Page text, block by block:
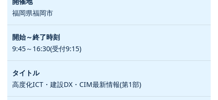
福岡県福岡市
9:45～16:30(受付9:15)
高度化ICT・建設DX・CIM最新情報(第1部)